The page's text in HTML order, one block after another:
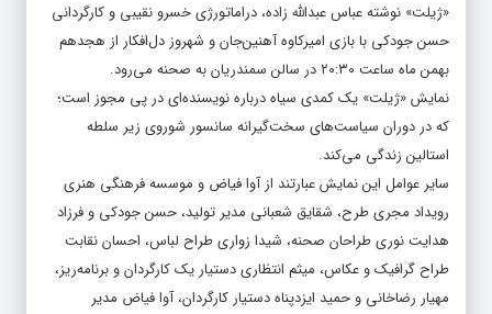
«ژیلت‌» نوشته‌ عباس عبدالله زاده، دراماتورژی خسرو نقیبی و کارگردانی
حسن‌ جودکی با بازی امیرکاوه آهنین‌جان و شهروز دل‌افکار از هجدهم
بهمن ماه ساعت ۲۰:۳۰ در سالن سمندریان به صحنه می‌رود.
نمایش «ژیلت» یک کمدی سیاه درباره‌ نویسنده‌ای در پی مجوز است؛
که در دوران سیاست‌های سخت‌گیرانه‌ سانسور شوروی زیر سلطه‌
استالین زندگی می‌کند.
سایر عوامل این نمایش عبارتند از آوا فیاض و موسسه‌ فرهنگی هنری
رویداد مجری طرح، شقایق ‌شعبانی مدیر تولید، حسن جودکی و فرزاد
‌هدایت ‌نوری طراحان صحنه، شیدا ‌زواری طراح لباس، احسان ‌نقابت
طراح گرافیک و عکاس، میثم ‌انتظاری دستیار یک کارگردان و برنامه‌ریز،
مهیار رضاخانی و حمید ایزدپناه دستیار کارگردان، آوا فیاض مدیر